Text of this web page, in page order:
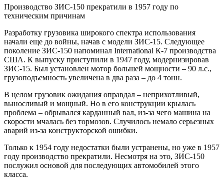
Производство ЗИС-150 прекратили в 1957 году по
техническим причинам
Разработку грузовика широкого спектра использования
начали еще до войны, начав с модели ЗИС-15. Следующее
поколение ЗИС-150 напоминал International К-7 производства
США. К выпуску приступили в 1947 году, модернизировав
ЗИС-15. Был установлен мотор большей мощности – 90 л.с.,
грузоподъемность увеличена в два раза – до 4 тонн.
В целом грузовик ожидания оправдал – неприхотливый,
выносливый и мощный. Но в его конструкции крылась
проблема – обрывался карданный вал, из-за чего машина на
скорости мчалась без тормозов. Случилось немало серьезных
аварий из-за конструкторской ошибки.
Только к 1954 году недостатки были устранены, но уже в 1957
году производство прекратили. Несмотря на это, ЗИС-150
послужил основой для последующих автомобилей этого
класса.